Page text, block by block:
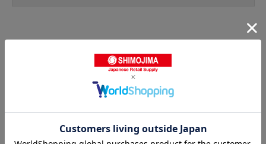
剥がせる両面テープの人気商品との比較